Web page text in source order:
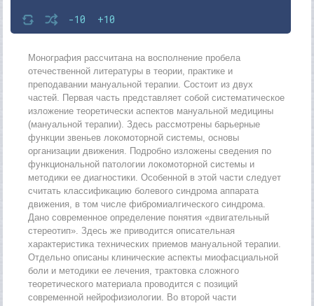
-10 +10
Монография рассчитана на восполнение пробела
отечественной литературы в теории, практике и
преподавании мануальной терапии. Состоит из двух
частей. Первая часть представляет собой систематическое
изложение теоретически аспектов мануальной медицины
(мануальной терапии). Здесь рассмотрены барьерные
функции звеньев локомоторной системы, основы
организации движения. Подробно изложены сведения по
функциональной патологии локомоторной системы и
методики ее диагностики. Особенной в этой части следует
считать классификацию болевого синдрома аппарата
движения, в том числе фибромиалгического синдрома.
Дано современное определение понятия «двигательный
стереотип». Здесь же приводится описательная
характеристика технических приемов мануальной терапии.
Отдельно описаны клинические аспекты миофасциальной
боли и методики ее лечения, трактовка сложного
теоретического материала проводится с позиций
современной нейрофизиологии. Во второй части